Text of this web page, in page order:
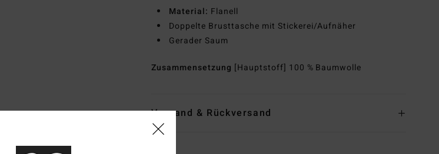
Material: Flanell
Doppelte Brusttasche mit Stickerei/Aufnäher
Gerader Saum
Zusammensetzung [Hauptstoff] 100 % Baumwolle
Versand & Rückversand